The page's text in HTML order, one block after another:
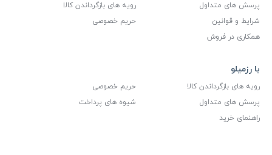
پرسش های متداول
رویه های بازگرداندن کالا
شرایط و قوانین
حریم خصوصی
همکاری در فروش
با رزمیلو
رویه های بازگرداندن کالا
حریم خصوصی
پرسش های متداول
شیوه های پرداخت
راهنمای خرید